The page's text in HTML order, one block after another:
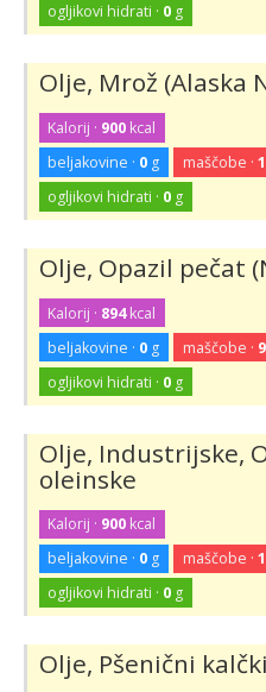
ogljikovi hidrati · 0 g
Olje, Mrož (Alaska
Kalorij · 900 kcal
beljakovine · 0 g maščobe ·
ogljikovi hidrati · 0 g
Olje, Opazil pečat
Kalorij · 894kcal
beljakovine · 0 g maščobe ·
ogljikovi hidrati · 0 g
Olje, Industrijske,
oleinske
Kalorij · 900 kcal
beljakovine · 0 g maščobe ·
ogljikovi hidrati · 0 g
Olje, Pšenični kalčki